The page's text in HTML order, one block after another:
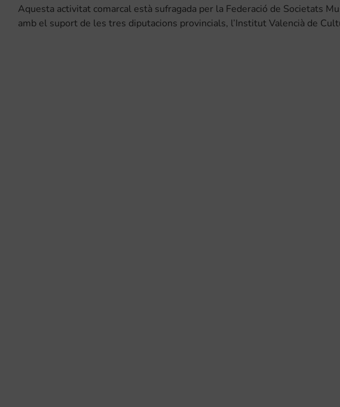
Aquesta activitat comarcal està sufragada per la Federació de Societats
amb el suport de les tres diputacions provincials, l’Institut Valencià de